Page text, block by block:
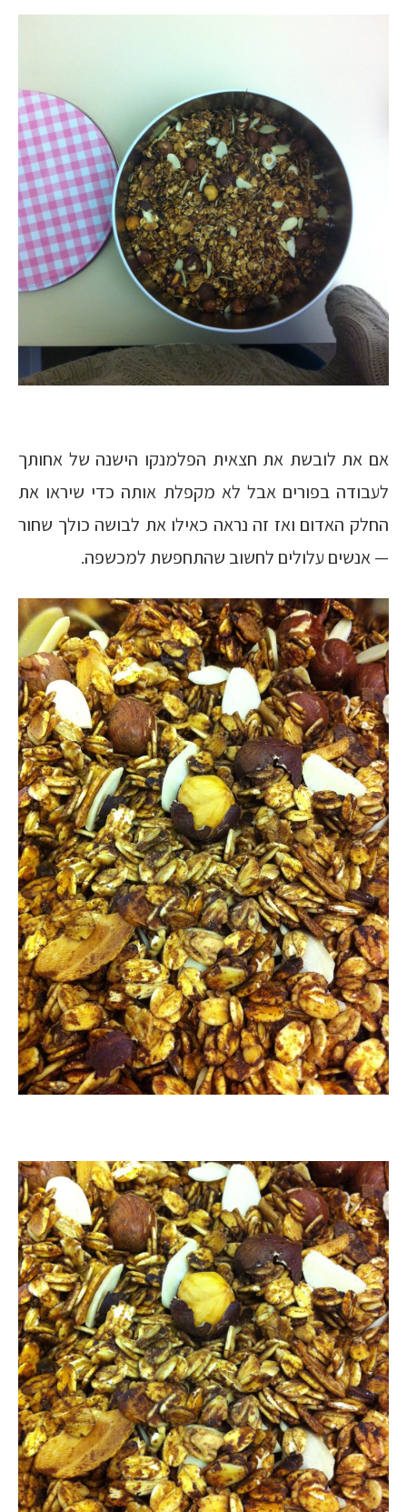
אם את לובשת את חצאית הפלמנקו הישנה של אחותך
לעבודה בפורים אבל לא מקפלת אותה כדי שיראו את
החלק האדום ואז זה נראה כאילו את לבושה כולך שחור
— אנשים עלולים לחשוב שהתחפשת למכשפה.